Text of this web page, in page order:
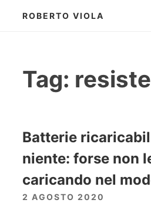
ROBERTO VIOLA
Tag:
Batterie
niente: forse non
caricando nel
2 AGOSTO 2020